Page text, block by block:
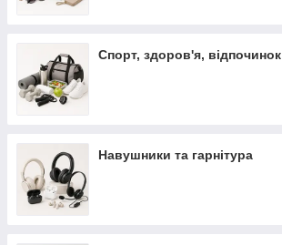
Спорт, здоров'я, відпочинок
Навушники та гарнітура